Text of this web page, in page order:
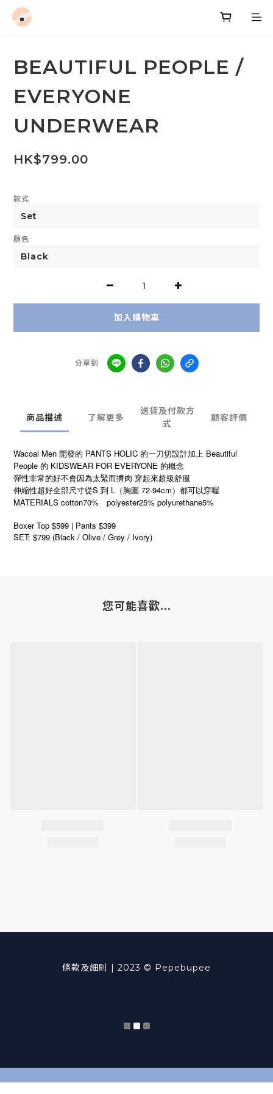
BEAUTIFUL PEOPLE /
EVERYONE
UNDERWEAR
HK$799.00
款式
顏色
加入購物車
分享到
商品描述 了解更多
送貨及付款方
式
顧客評價
Wacoal Men 開發的 PANTS HOLIC 的一刀切設計加上 Beautiful
People 的 KIDSWEAR FOR EVERYONE 的概念
彈性非常的好不會因為太緊而擠肉 穿起來超級舒服
伸縮性超好全部尺寸從S 到 L（胸圍 72-94cm）都可以穿喔
MATERIALS cotton70% polyester25% polyurethane5%
Boxer Top $599 | Pants $399
SET: $799 (Black / Olive / Grey / Ivory)
您可能喜歡...
條款及細則 | 2023 © Pepebupee